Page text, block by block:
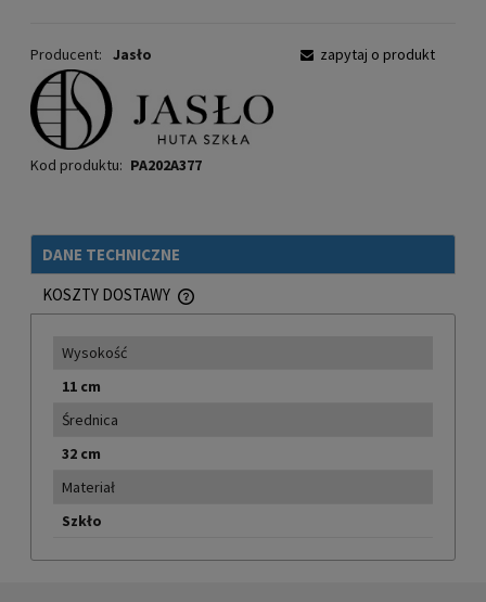
Producent: Jasło
Kod produktu: PA202A377
zapytaj o produkt
DANE TECHNICZNE
KOSZTY DOSTAWY
CENA NIE ZAWIERA EWENTUALNYCH KOSZTÓW PŁATNOŚCI
Wysokość
11 cm
Średnica
32 cm
Materiał
Szkło